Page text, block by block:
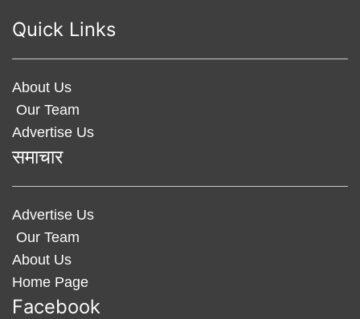
Quick Links
About Us
Our Team
Advertise Us
समाचार
Advertise Us
Our Team
About Us
Home Page
Facebook